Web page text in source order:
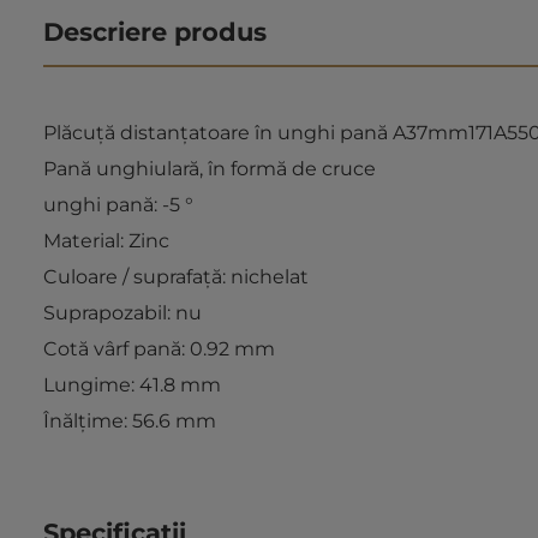
Descriere produs
Plăcuță distanțatoare în unghi pană
Pană unghiulară, în formă de cruce
unghi pană: -5 °
Material: Zinc
Culoare / suprafaţă: nichelat
Suprapozabil: nu
Cotă vârf pană: 0.92 mm
Lungime: 41.8 mm
Înălţime: 56.6 mm